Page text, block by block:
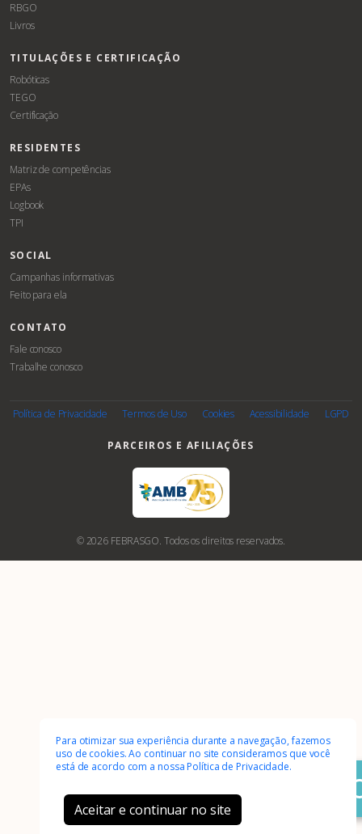
RBGO
Livros
TITULAÇÕES E CERTIFICAÇÃO
Robóticas
TEGO
Certificação
RESIDENTES
Matriz de competências
EPAs
Logbook
TPI
SOCIAL
Campanhas informativas
Feito para ela
CONTATO
Fale conosco
Trabalhe conosco
Política de Privacidade Termos de Uso Cookies Acessibilidade LGPD
PARCEIROS E AFILIAÇÕES
© 2026 FEBRASGO. Todos os direitos reservados.
Para otimizar sua experiência durante a navegação, fazemos
uso de cookies. Ao continuar no site consideramos que você
está de acordo com a nossa Política de Privacidade.
Aceitar e continuar no site